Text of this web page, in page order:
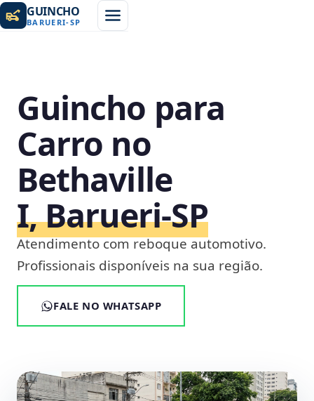
GUINCHO
BARUERI-SP
Guincho para
Carro no
Bethaville
I, Barueri‑SP
Atendimento com reboque automotivo.
Profissionais disponíveis na sua região.
FALE NO WHATSAPP